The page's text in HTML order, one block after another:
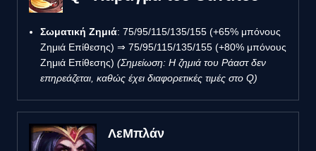
Σωματική Ζημιά: 75/95/115/135/155 (+65% μπόνους
Ζημιά Επίθεσης) ⇒ 75/95/115/135/155 (+80% μπόνους
Ζημιά Επίθεσης) (Σημείωση: Η ζημιά του Ράαστ δεν
επηρεάζεται, καθώς έχει διαφορετικές τιμές στο Q)
ΛεΜπλάν